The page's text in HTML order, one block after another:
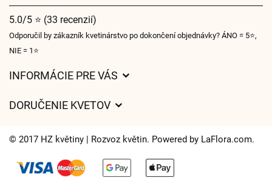
5.0/5 ⭐ (33 recenzií)
Odporučil by zákazník kvetinárstvo po dokončení objednávky? ÁNO = 5⭐,
NIE = 1⭐
INFORMÁCIE PRE VÁS
Časy doručenia kvetov – prehľad možností
DORUČENIE KVETOV
Kam doručujeme kvety
Súbory cookie
© 2017 HZ květiny | Rozvoz květin. Powered by LaFlora.com.